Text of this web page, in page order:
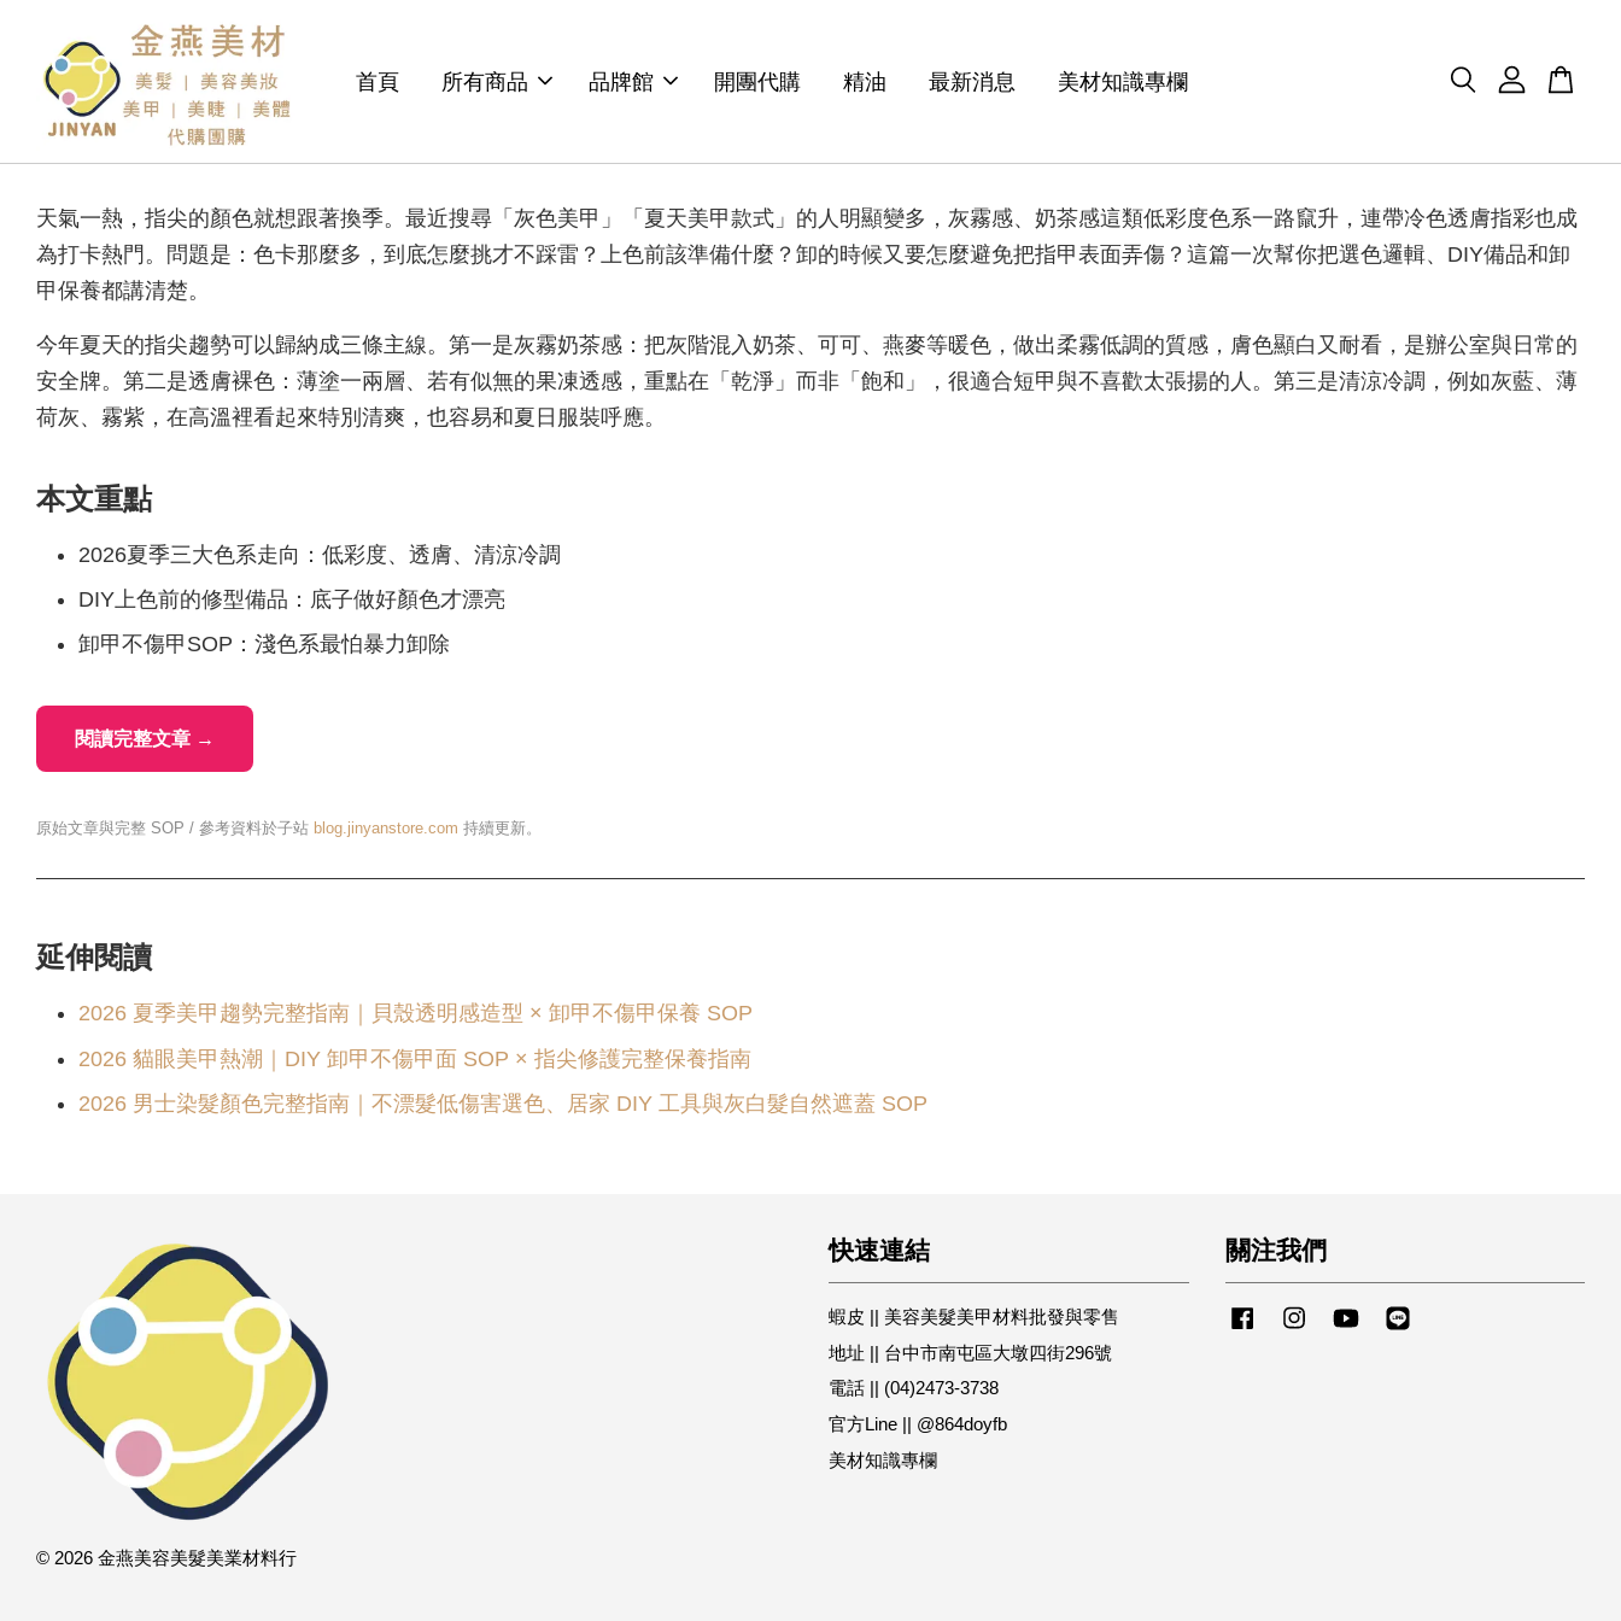
首頁 所有商品 品牌館 開團代購 精油 最新消息 美材知識專欄
天氣一熱，指尖的顏色就想跟著換季。最近搜尋「灰色美甲」「夏天美甲款式」的人明顯變多，灰霧感、奶茶感這類低彩度色系一路竄升，連帶冷色透膚指彩也成
為打卡熱門。問題是：色卡那麼多，到底怎麼挑才不踩雷？上色前該準備什麼？卸的時候又要怎麼避免把指甲表面弄傷？這篇一次幫你把選色邏輯、DIY備品和卸
甲保養都講清楚。
今年夏天的指尖趨勢可以歸納成三條主線。第一是灰霧奶茶感：把灰階混入奶茶、可可、燕麥等暖色，做出柔霧低調的質感，膚色顯白又耐看，是辦公室與日常的
安全牌。第二是透膚裸色：薄塗一兩層、若有似無的果凍透感，重點在「乾淨」而非「飽和」，很適合短甲與不喜歡太張揚的人。第三是清涼冷調，例如灰藍、薄
荷灰、霧紫，在高溫裡看起來特別清爽，也容易和夏日服裝呼應。
本文重點
2026夏季三大色系走向：低彩度、透膚、清涼冷調
DIY上色前的修型備品：底子做好顏色才漂亮
卸甲不傷甲SOP：淺色系最怕暴力卸除
閱讀完整文章 →
原始文章與完整 SOP / 參考資料於子站 blog.jinyanstore.com 持續更新。
延伸閱讀
2026 夏季美甲趨勢完整指南｜貝殼透明感造型 × 卸甲不傷甲保養 SOP
2026 貓眼美甲熱潮｜DIY 卸甲不傷甲面 SOP × 指尖修護完整保養指南
2026 男士染髮顏色完整指南｜不漂髮低傷害選色、居家 DIY 工具與灰白髮自然遮蓋 SOP
© 2026 金燕美容美髮美業材料行
快速連結
蝦皮 || 美容美髮美甲材料批發與零售
地址 || 台中市南屯區大墩四街296號
電話 || (04)2473-3738
官方Line || @864doyfb
美材知識專欄
關注我們
FacebookInstagramYouTube